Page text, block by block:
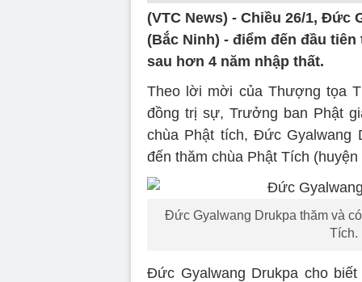
(VTC News) - Chiều 26/1, Đức
(Bắc Ninh) - điểm đến đầu
sau hơn 4 năm nhập thất.
Theo lời mời của Thượng tọa
đồng trị sự, Trưởng ban Phật
chùa Phật tích, Đức Gyalwang
đến thăm chùa Phật Tích
Đức Gyalwang Drukpa thăm và
Tích.
Đức Gyalwang Drukpa cho